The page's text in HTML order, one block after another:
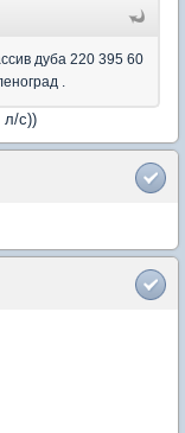
дуба 220 395 60
.
л/с))